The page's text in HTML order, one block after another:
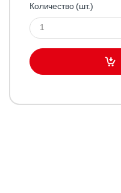
Количество (шт.)